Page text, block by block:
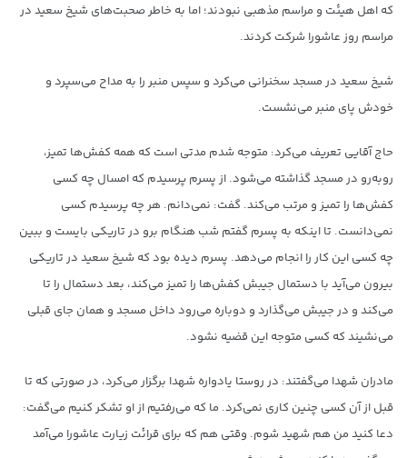
که اهل هیئت و مراسم مذهبی نبودند؛ اما به خاطر صحبت‌های شیخ سعید در
مراسم روز عاشورا شرکت کردند.
شیخ سعید در مسجد سخنرانی می‌کرد و سپس منبر را به مداح می‌سپرد و
خودش پای منبر می‌نشست.
حاج آقایی تعریف می‌کرد: متوجه شدم مدتی است که همه کفش‌ها تمیز،
روبه‌رو در مسجد گذاشته می‌شود. از پسرم پرسیدم که امسال چه کسی
کفش‌ها را تمیز و مرتب می‌کند. گفت: نمی‌دانم. هر چه پرسیدم کسی
نمی‌دانست. تا اینکه به پسرم گفتم شب هنگام برو در تاریکی بایست و ببین
چه کسی این کار را انجام می‌دهد. پسرم دیده بود که شیخ سعید در تاریکی
بیرون می‌آید با دستمال جیبش کفش‌ها را تمیز می‌کند، بعد دستمال را تا
می‌کند و در جیبش می‌گذارد و دوباره می‌رود داخل مسجد و همان جای قبلی
می‌نشیند که کسی متوجه این قضیه نشود.
مادران شهدا می‌گفتند: در روستا یادواره شهدا برگزار می‌کرد، در صورتی که تا
قبل از آن کسی چنین کاری نمی‌کرد. ما که می‌رفتیم از او تشکر کنیم می‌گفت:
دعا کنید من هم شهید شوم. وقتی هم که برای قرائت زیارت عاشورا می‌آمد